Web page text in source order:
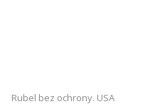
Rubel bez ochrony. USA